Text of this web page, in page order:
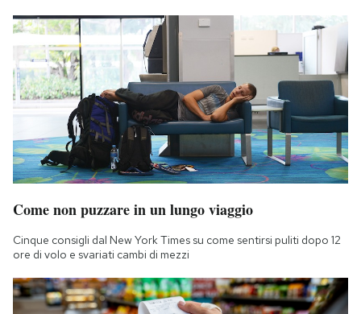
Come non puzzare in un lungo viaggio
Cinque consigli dal New York Times su come sentirsi puliti dopo 12
ore di volo e svariati cambi di mezzi